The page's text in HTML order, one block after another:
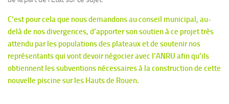
C’est pour cela que nous demandons au conseil municipal, au-
delà de nos divergences, d’apporter son soutien à ce projet très
attendu par les populations des plateaux et de soutenir nos
représentants qui vont devoir négocier avec l’ANRU afin qu’ils
obtiennent les subventions nécessaires à la construction de cette
nouvelle piscine sur les Hauts de Rouen.